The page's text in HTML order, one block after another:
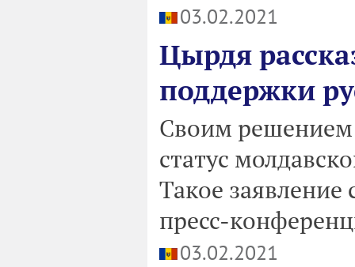
03.02.2021
Цырдя
поддержки
Своим решением
статус
Такое заявление
пресс-
03.02.2021